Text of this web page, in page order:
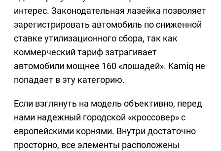
интерес. Законодательная лазейка позволяет
зарегистрировать автомобиль по сниженной
ставке утилизационного сбора, так как
коммерческий тариф затрагивает
автомобили мощнее 160 «лошадей». Kamiq не
попадает в эту категорию.
Если взглянуть на модель объективно, перед
нами надежный городской «кроссовер» с
европейскими корнями. Внутри достаточно
просторно, все элементы расположены